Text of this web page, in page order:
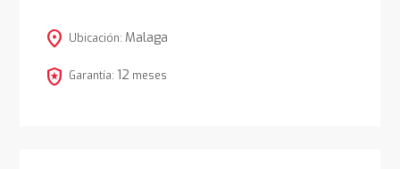
location_on Ubicación: Malaga
local_police Garantía: 12 meses